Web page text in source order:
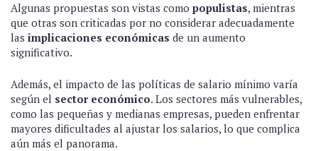
Algunas propuestas son vistas como populistas, mientras
que otras son criticadas por no considerar adecuadamente
las implicaciones económicas de un aumento
significativo.
Además, el impacto de las políticas de salario mínimo varía
según el sector económico. Los sectores más vulnerables,
como las pequeñas y medianas empresas, pueden enfrentar
mayores dificultades al ajustar los salarios, lo que complica
aún más el panorama.